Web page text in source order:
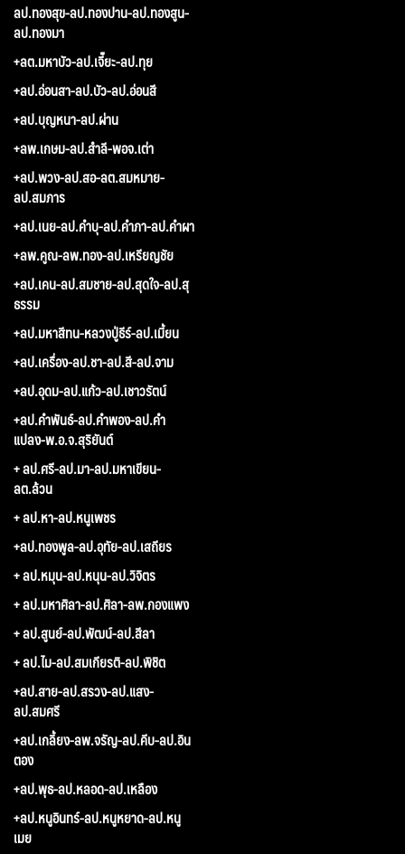
ลป.ทองสุข-ลป.ทองปาน-ลป.ทองสูน-
ลป.ทองมา
+ลต.มหาบัว-ลป.เจี๊ยะ-ลป.ทุย
+ลป.อ่อนสา-ลป.บัว-ลป.อ่อนสี
+ลป.บุญหนา-ลป.ผ่าน
+ลพ.เกษม-ลป.สำลี-พอจ.เต่า
+ลป.พวง-ลป.สอ-ลต.สมหมาย-
ลป.สมภาร
+ลป.เนย-ลป.คำบุ-ลป.คำภา-ลป.คำผา
+ลพ.คูณ-ลพ.ทอง-ลป.เหรียญชัย
+ลป.เคน-ลป.สมชาย-ลป.สุดใจ-ลป.สุ
ธรรม
+ลป.มหาสีทน-หลวงปู่ธีร์-ลป.เมี้ยน
+ลป.เครื่อง-ลป.ชา-ลป.สี-ลป.จาม
+ลป.อุดม-ลป.แก้ว-ลป.เชาวรัตน์
+ลป.คำพันธ์-ลป.คำพอง-ลป.คำ
แปลง-พ.อ.จ.สุริยันต์
+ ลป.ศรี-ลป.มา-ลป.มหาเขียน-
ลต.ล้วน
+ ลป.หา-ลป.หนูเพชร
+ลป.ทองพูล-ลป.อุทัย-ลป.เสถียร
+ ลป.หมุน-ลป.หนุน-ลป.วิจิตร
+ ลป.มหาศิลา-ลป.ศิลา-ลพ.กองแพง
+ ลป.สูนย์-ลป.พัฒน์-ลป.สีลา
+ ลป.ไม-ลป.สมเกียรติ-ลป.พิชิต
+ลป.สาย-ลป.สรวง-ลป.แสง-
ลป.สมศรี
+ลป.เกลี้ยง-ลพ.จรัญ-ลป.คีบ-ลป.อิน
ตอง
+ลป.พุธ-ลป.หลอด-ลป.เหลือง
+ลป.หนูอินทร์-ลป.หนูหยาด-ลป.หนู
เมย